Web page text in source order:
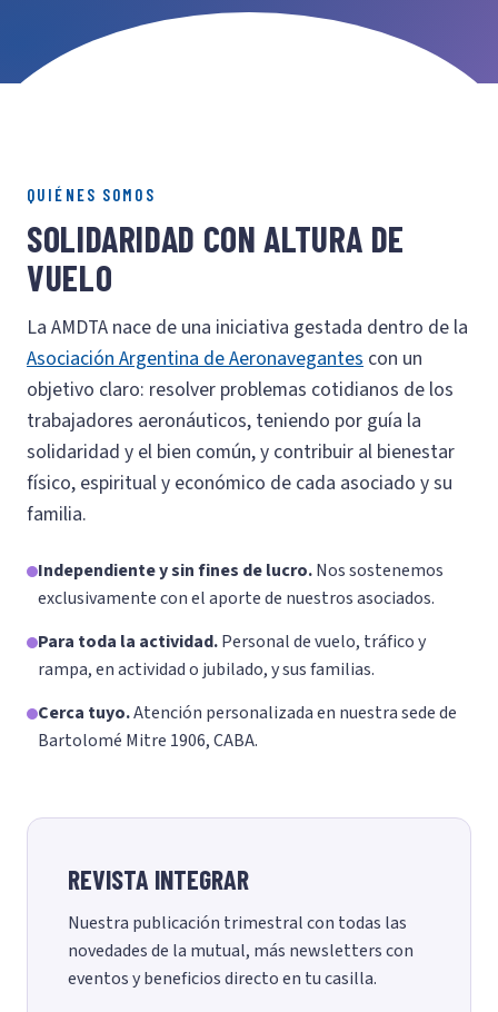
QUIÉNES SOMOS
SOLIDARIDAD CON ALTURA DE
VUELO
La AMDTA nace de una iniciativa gestada dentro de la
Asociación Argentina de Aeronavegantes con un
objetivo claro: resolver problemas cotidianos de los
trabajadores aeronáuticos, teniendo por guía la
solidaridad y el bien común, y contribuir al bienestar
físico, espiritual y económico de cada asociado y su
familia.
Independiente y sin fines de lucro.Nos sostenemos
exclusivamente con el aporte de nuestros asociados.
Para toda la actividad.Personal de vuelo, tráfico y
rampa, en actividad o jubilado, y sus familias.
Cerca tuyo.Atención personalizada en nuestra sede de
Bartolomé Mitre 1906, CABA.
REVISTA INTEGRAR
Nuestra publicación trimestral con todas las
novedades de la mutual, más newsletters con
eventos y beneficios directo en tu casilla.